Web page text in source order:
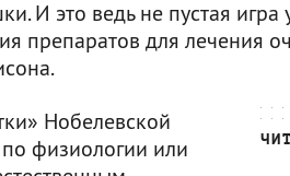
И это ведь не пустая
препаратов для лечения
Нобелевской
физиологии или